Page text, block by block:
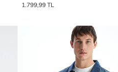
1.799,99 TL